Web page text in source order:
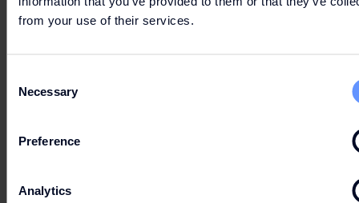
from your use of their services.
Selection
Necessary
Preference
Analytics
1 Jan